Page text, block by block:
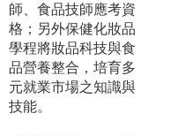
師、食品技師應考資
格；另外保健化妝品
學程將妝品科技與食
品營養整合，培育多
元就業市場之知識與
技能。